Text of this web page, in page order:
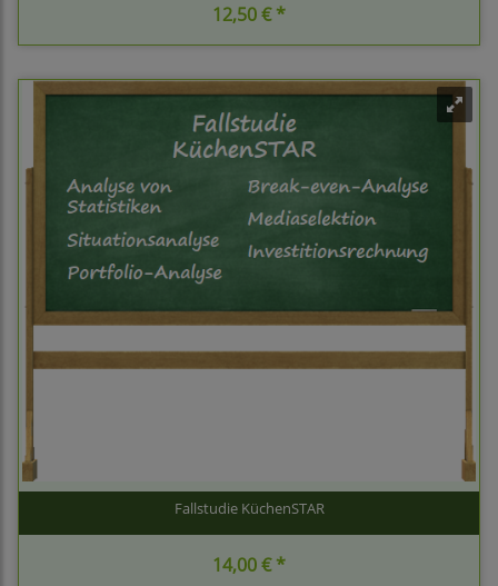
12,50 € *
Fallstudie KüchenSTAR
14,00 € *